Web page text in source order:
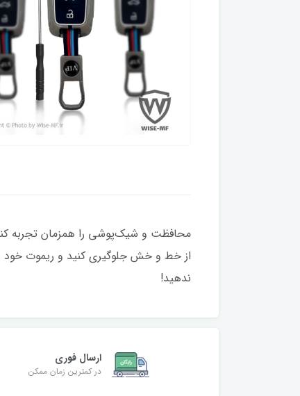
محافظت و شیک‌پوشی را همزمان تجربه
از خط و خش جلوگیری کنید و ریموت خود
ندهید!
ارسال فوری
در کمترین زمان ممکن